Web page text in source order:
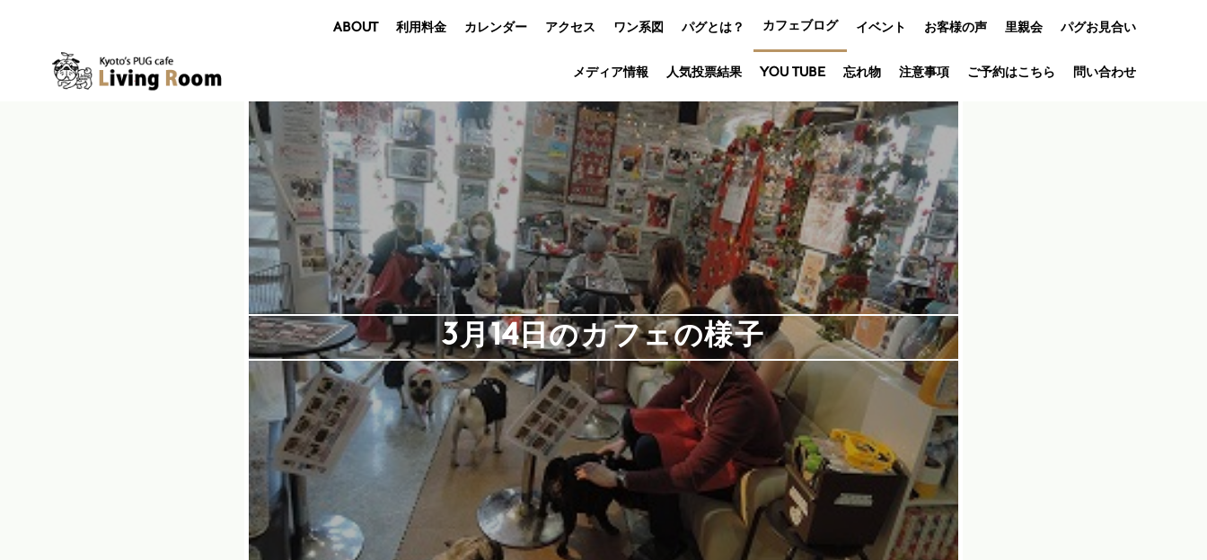
ABOUT 利用料金 カレンダー アクセス ワン系図 パグとは？ カフェブログ イベント
オフ会
アニバーサリ
ー
お客様の声 里親会 パグお見合い
メディア情報 人気投票結果 YOU TUBE 忘れ物 注意事項 ご予約はこちら 問い合わせ
3月14日のカフェの様子